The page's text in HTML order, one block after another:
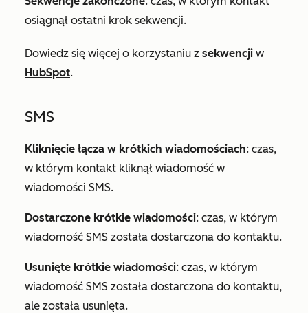
osiągnął ostatni krok sekwencji.
Dowiedz się więcej o korzystaniu z sekwencji w
HubSpot.
SMS
Kliknięcie łącza w krótkich wiadomościach: czas,
w którym kontakt kliknął wiadomość w
wiadomości SMS.
Dostarczone krótkie wiadomości: czas, w którym
wiadomość SMS została dostarczona do kontaktu.
Usunięte krótkie wiadomości: czas, w którym
wiadomość SMS została dostarczona do kontaktu,
ale została usunięta.